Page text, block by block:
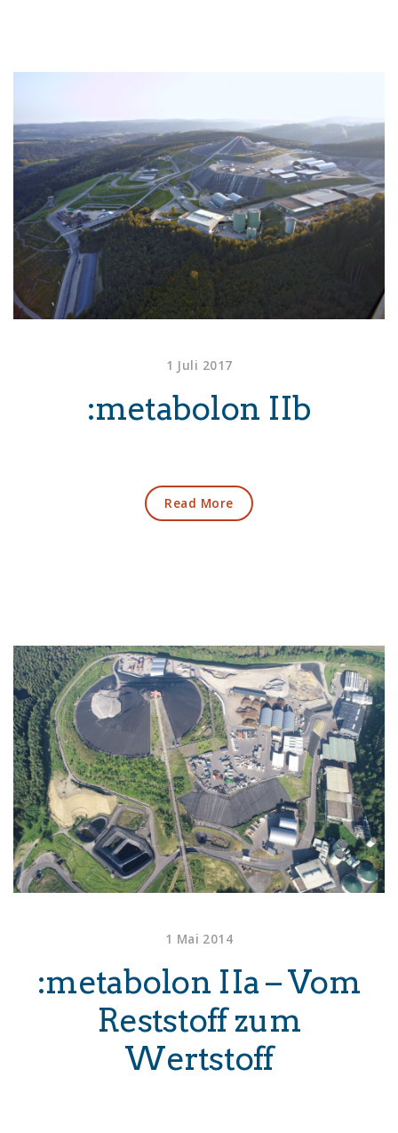
1 Juli 2017
:metabolon IIb
Read More
1 Mai 2014
:metabolon IIa – Vom
Reststoff zum
Wertstoff